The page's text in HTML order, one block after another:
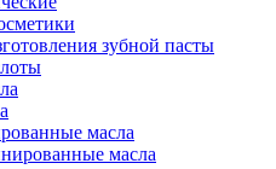
зубной пасты
масла
масла